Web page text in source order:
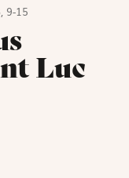
9-15
Luc